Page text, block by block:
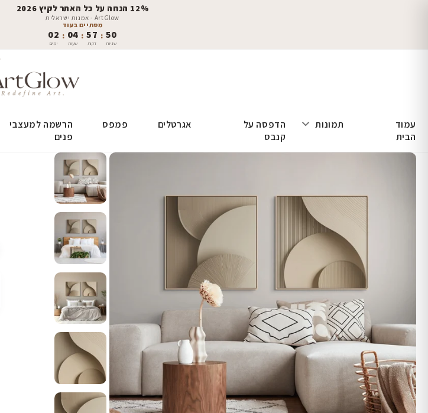
12% הנחה על כל האתר לקיץ 2026
ArtGlow - אמנות ישראלית
מסתיים בעוד
02
ימים
: 04
שעות
: 57
דקות
: 49
שניות
עמוד
הבית
תמונות
הדפסה על
קנבס
אגרטלים פמפס
הרשמה למעצבי
פנים